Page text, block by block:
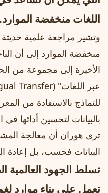
اللغات منخفضة الموارد.
وتشير مراجعة علمية حديثة
منخفضة الموارد إلى أن
الأخيرة إلى مجموعة من
للنماذج بالاستفادة من
بالبيانات لتحسين أدائها في
ترى هوران أن معالجة
البيانات فحسب، بل إعادة
تسلط الجهود العالمية
تعمل على بناء موارد